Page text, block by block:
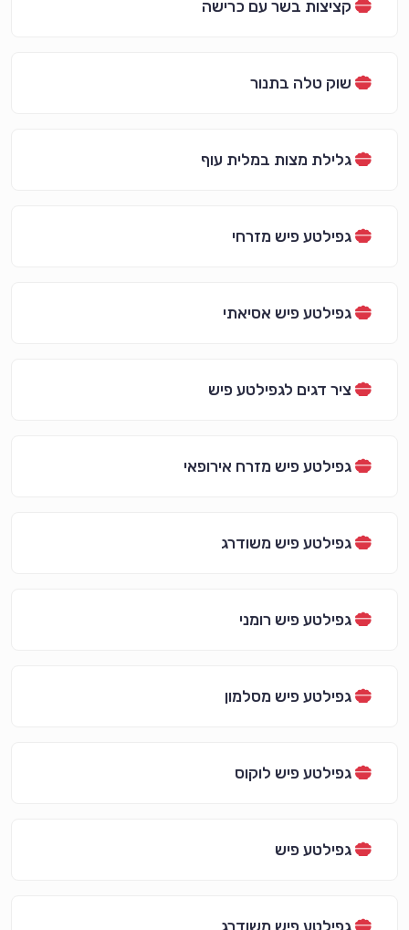
קציצות בשר עם כרישה
שוק טלה בתנור
גלילת מצות במלית עוף
גפילטע פיש מזרחי
גפילטע פיש אסיאתי
ציר דגים לגפילטע פיש
גפילטע פיש מזרח אירופאי
גפילטע פיש משודרג
גפילטע פיש רומני
גפילטע פיש מסלמון
גפילטע פיש לוקוס
גפילטע פיש
גפילטע פיש משודרג